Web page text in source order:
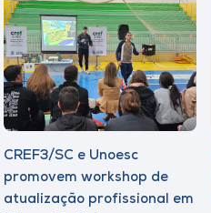
CREF3/SC e Unoesc
promovem workshop de
atualização profissional em